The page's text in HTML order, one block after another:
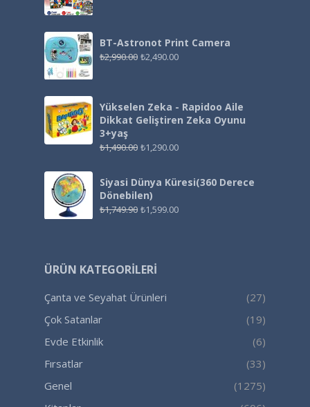
BT-Astronot Print Camera
₺2,990.00 ₺2,490.00
Yükselen Zeka - Rapidoo Aile
Dikkat Geliştiren Zeka Oyunu
3+yaş
₺1,490.00 ₺1,290.00
Siyasi Dünya Küresi(360 Derece
Dönebilen)
₺1,749.90 ₺1,599.00
ÜRÜN KATEGORILERI
Çanta ve Seyahat Ürünleri
(27)
Çok Satanlar
(19)
Evde Etkinlik
(6)
Fırsatlar
(33)
Genel
(1275)